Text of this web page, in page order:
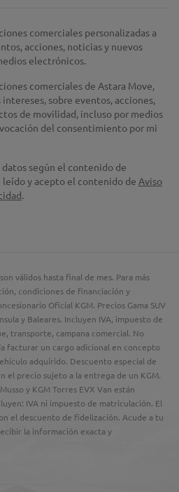
comerciales personalizadas a
acciones, noticias y nuevos
electrónicos.
comerciales de Astara Move,
intereses, sobre eventos, acciones,
de movilidad, incluso por medios
del consentimiento por mi
según el contenido de
y acepto el contenido de Aviso
.
válidos hasta final de mes. Para más
condiciones de financiación y
Oficial KGM. Precios Gama SUV
y Baleares. Incluyen IVA, impuesto de
transporte, campana comercial. No
facturar un cargo adicional en concepto
adquirido. Descuento especial de
el precio sujeto a la entrega de un KGM.
y KGM Torres EVX Van están
IVA ni impuesto de matriculación. El
el descuento de fidelización. Acude a tu
la información exacta y